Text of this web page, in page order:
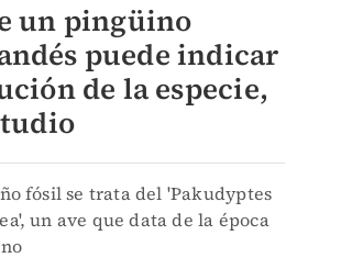
un pingüino
puede indicar
de la especie,
fósil se trata del 'Pakudyptes
un ave que data de la época